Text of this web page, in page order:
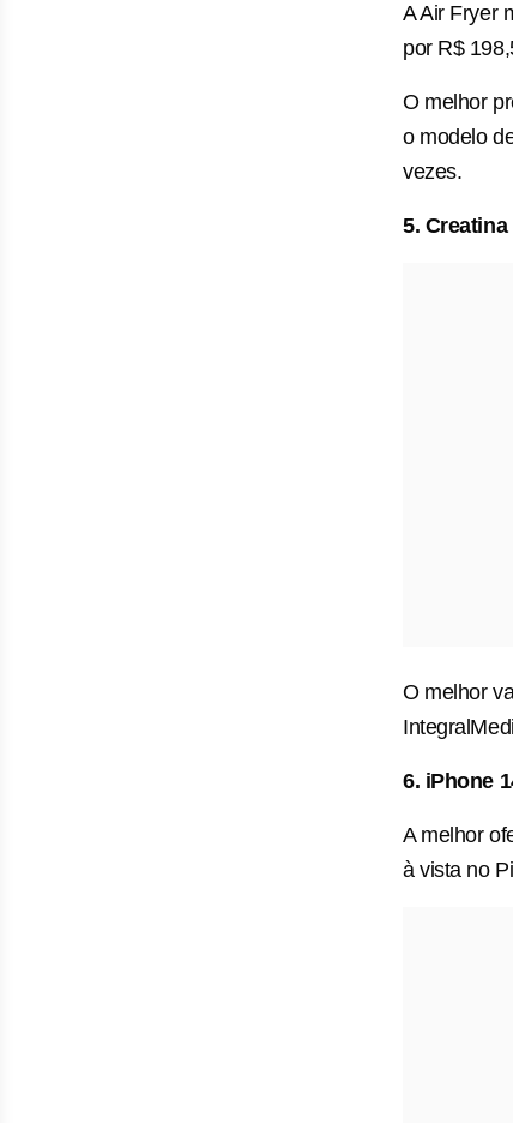
A Air Fryer
por R$
O melhor
o modelo
vezes.
5. Creatina
O melhor
6. iPhone
A melhor
à vista no